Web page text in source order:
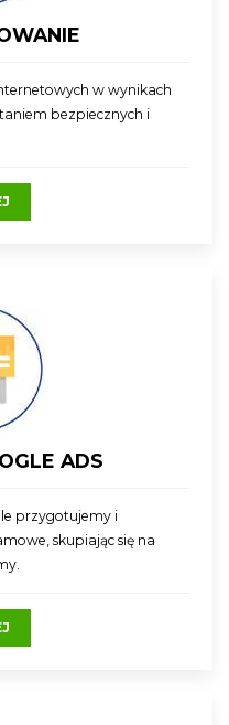
w wynikach
bezpiecznych i
ADS
przygotujemy i
skupiając się na